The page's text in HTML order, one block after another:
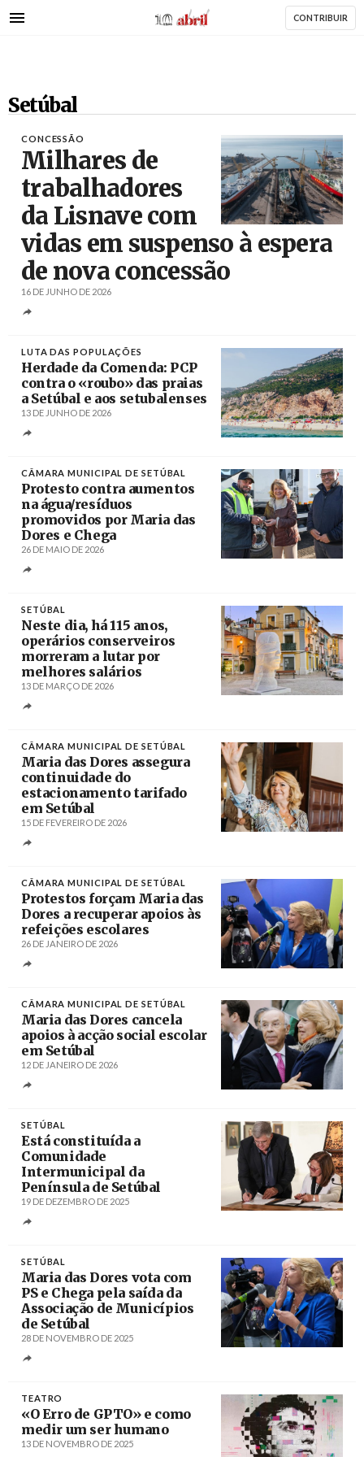
para
AbrilAbril CONTRIBUIR
Setúbal
CONCESSÃO
Milhares de
trabalhadores
da Lisnave com
vidas em suspenso à espera
de nova concessão
16 DE JUNHO DE 2026
LUTA DAS POPULAÇÕES
Herdade da Comenda: PCP
contra o «roubo» das praias
a Setúbal e aos setubalenses
13 DE JUNHO DE 2026
CÂMARA MUNICIPAL DE SETÚBAL
Protesto contra aumentos
na água/resíduos
promovidos por Maria das
Dores e Chega
26 DE MAIO DE 2026
SETÚBAL
Neste dia, há 115 anos,
operários conserveiros
morreram a lutar por
melhores salários
13 DE MARÇO DE 2026
CÂMARA MUNICIPAL DE SETÚBAL
Maria das Dores assegura
continuidade do
estacionamento tarifado
em Setúbal
15 DE FEVEREIRO DE 2026
CÂMARA MUNICIPAL DE SETÚBAL
Protestos forçam Maria das
Dores a recuperar apoios às
refeições escolares
26 DE JANEIRO DE 2026
CÂMARA MUNICIPAL DE SETÚBAL
Maria das Dores cancela
apoios à acção social escolar
em Setúbal
12 DE JANEIRO DE 2026
SETÚBAL
Está constituída a
Comunidade
Intermunicipal da
Península de Setúbal
19 DE DEZEMBRO DE 2025
SETÚBAL
Maria das Dores vota com
PS e Chega pela saída da
Associação de Municípios
de Setúbal
28 DE NOVEMBRO DE 2025
TEATRO
«O Erro de GPTO» e como
medir um ser humano
13 DE NOVEMBRO DE 2025